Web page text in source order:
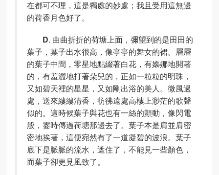
在都可不理，這是獨處的妙處；我且受用這無邊
的荷香月色好了。
D. 曲曲折折的荷塘上面，彌望到的是田田的
葉子，葉子出水很高，像亭亭的舞女的裙。層層
的葉子中間，零星地點綴著白花，有嬝娜地開著
的，有羞澀地打著朵兒的，正如一粒粒的明珠，
又如碧天裡的星星，又如剛出浴的美人。微風過
處，送來縷縷清香，彷彿遠處高樓上渺茫的歌聲
似的。這時候葉子與花也有一絲的顫動，像閃電
般，霎時傳過荷塘那邊去了。葉子本是肩並肩密
密地挨著，這便宛然有了一道凝碧的波浪。葉子
底下是脈脈的流水，遮住了，不能見一些顏色，
而葉子卻更見風致了。